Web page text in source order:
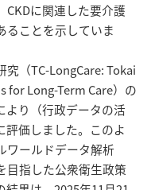
CKDに関連した要介護
ることを示していま
（TC-LongCare: Tokai
for Long-Term Care）の
より（行政データの活
評価しました。このよ
ワールドデータ解析
目指した公衆衛生政策